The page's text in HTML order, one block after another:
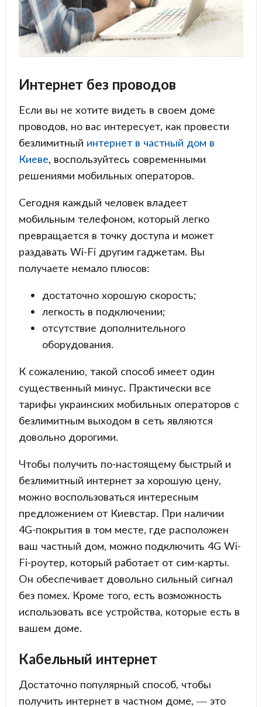
Интернет без проводов
Если вы не хотите видеть в своем доме
проводов, но вас интересует, как провести
безлимитный интернет в частный дом в
Киеве, воспользуйтесь современными
решениями мобильных операторов.
Сегодня каждый человек владеет
мобильным телефоном, который легко
превращается в точку доступа и может
раздавать Wi-Fi другим гаджетам. Вы
получаете немало плюсов:
достаточно хорошую скорость;
легкость в подключении;
отсутствие дополнительного
оборудования.
К сожалению, такой способ имеет один
существенный минус. Практически все
тарифы украинских мобильных операторов с
безлимитным выходом в сеть являются
довольно дорогими.
Чтобы получить по-настоящему быстрый и
безлимитный интернет за хорошую цену,
можно воспользоваться интересным
предложением от Киевстар. При наличии
4G-покрытия в том месте, где расположен
ваш частный дом, можно подключить 4G Wi-
Fi-роутер, который работает от сим-карты.
Он обеспечивает довольно сильный сигнал
без помех. Кроме того, есть возможность
использовать все устройства, которые есть в
вашем доме.
Кабельный интернет
Достаточно популярный способ, чтобы
получить интернет в частном доме, — это